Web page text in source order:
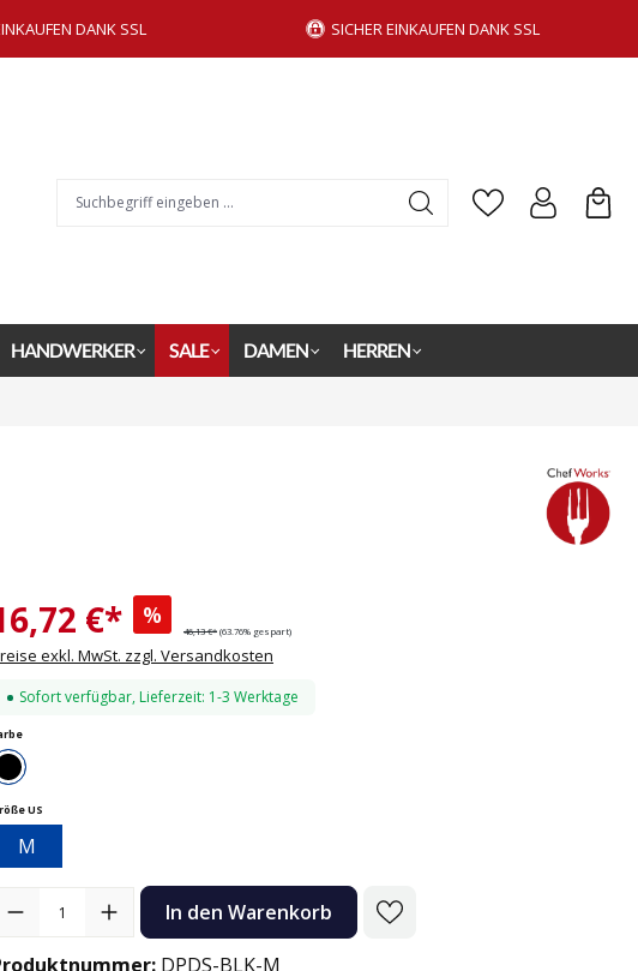
DANK SSL SICHER EINKAUFEN DANK SSL
HANDWERKER SALE DAMEN HERREN
€* %
46,13 €* (63.76% gespart)
exkl. MwSt. zzgl. Versandkosten
Sofort verfügbar, Lieferzeit: 1-3 Werktage
auswählen
Schwarz
US
M
Produkt Anzahl: Gib den gewünschten Wert ein oder benutze die
In den Warenkorb
DPDS-BLK-M